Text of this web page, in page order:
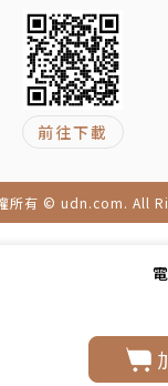
前往下載
所有 © udn.com. All